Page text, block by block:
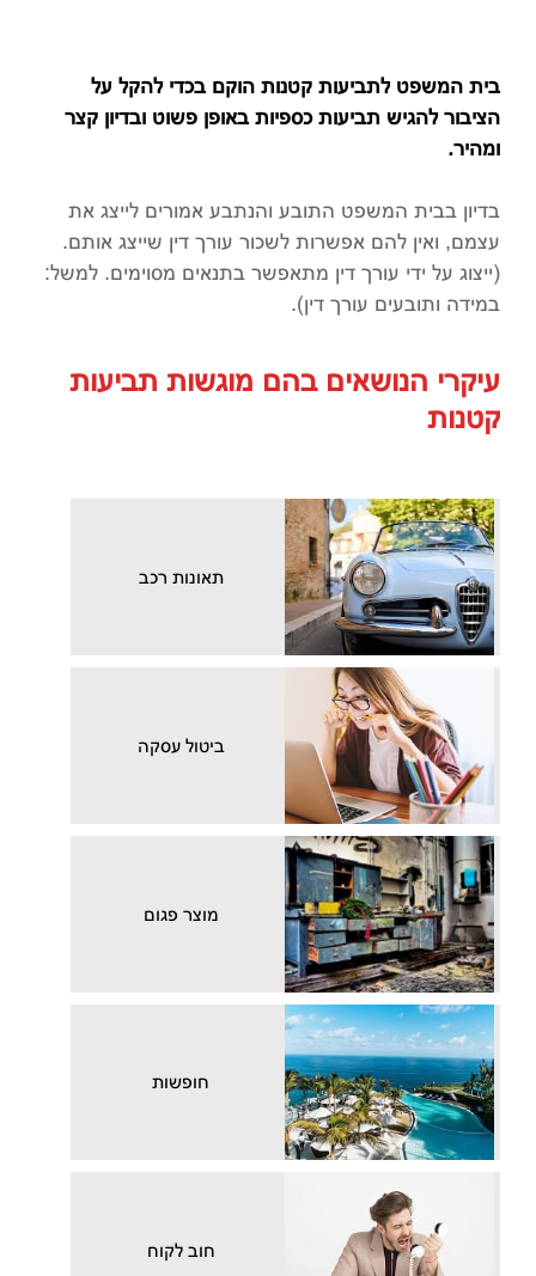
בית המשפט לתביעות קטנות הוקם בכדי להקל על
הציבור להגיש תביעות כספיות באופן פשוט ובדיון קצר
ומהיר.
בדיון בבית המשפט התובע והנתבע אמורים לייצג את
עצמם, ואין להם אפשרות לשכור עורך דין שייצג אותם.
(ייצוג על ידי עורך דין מתאפשר בתנאים מסוימים. למשל:
במידה ותובעים עורך דין).
עיקרי הנושאים בהם מוגשות תביעות
קטנות
תאונות רכב
ביטול עסקה
מוצר פגום
חופשות
חוב לקוח